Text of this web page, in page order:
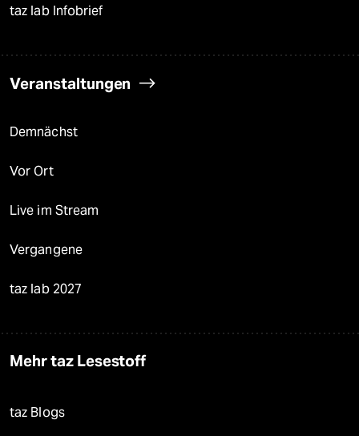
taz lab Infobrief
Veranstaltungen
Demnächst
Vor Ort
Live im Stream
Vergangene
taz lab 2027
Mehr taz Lesestoff
taz Blogs